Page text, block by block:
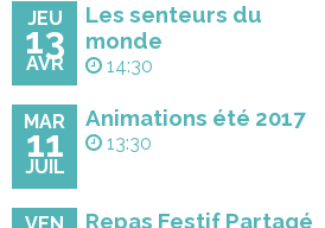
JEU
13
AVR
Les senteurs du
monde
14:30
MAR
11
JUIL
Animations été 2017
13:30
Repas Festif Partagé